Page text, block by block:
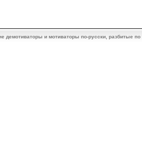
демотиваторы и мотиваторы по-русски, разбитые